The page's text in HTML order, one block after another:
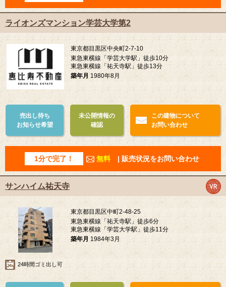
ライオンズマンション学芸大学第2
東京都目黒区中央町2-7-10
東急東横線「学芸大学駅」徒歩10分
東急東横線「祐天寺駅」徒歩13分
築年月 1980年8月
売出し待ち
お知らせ希望
未公開情報の
確認
この建物について
お問い合わせ
1分で完了！ 無料 | 販売状況をお問い合わせ
サンハイム祐天寺
東京都目黒区中町2-48-25
東急東横線「祐天寺駅」徒歩6分
東急東横線「学芸大学駅」徒歩11分
築年月 1984年3月
24時間ゴミ出し可